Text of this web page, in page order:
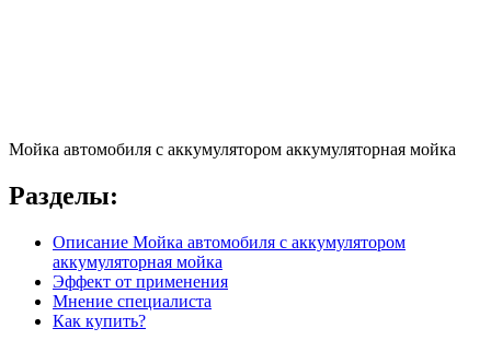
Мойка автомобиля с аккумулятором аккумуляторная мойка
Разделы:
Описание Мойка автомобиля с аккумулятором
аккумуляторная мойка
Эффект от применения
Мнение специалиста
Как купить?